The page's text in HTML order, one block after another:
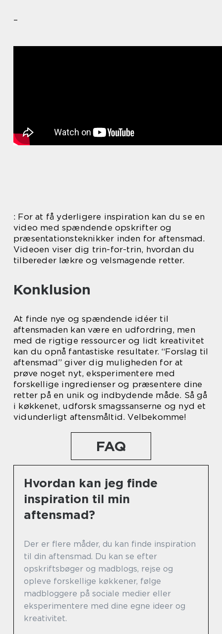
–
: For at få yderligere inspiration kan du se en
video med spændende opskrifter og
præsentationsteknikker inden for aftensmad.
Videoen viser dig trin-for-trin, hvordan du
tilbereder lækre og velsmagende retter.
Konklusion
At finde nye og spændende idéer til
aftensmaden kan være en udfordring, men
med de rigtige ressourcer og lidt kreativitet
kan du opnå fantastiske resultater. “Forslag til
aftensmad” giver dig muligheden for at
prøve noget nyt, eksperimentere med
forskellige ingredienser og præsentere dine
retter på en unik og indbydende måde. Så gå
i køkkenet, udforsk smagssanserne og nyd et
vidunderligt aftensmåltid. Velbekomme!
FAQ
Hvordan kan jeg finde
inspiration til min
aftensmad?
Der er flere måder, du kan finde inspiration
til din aftensmad. Du kan se efter
opskriftsbøger og madblogs, rejse og
opleve forskellige køkkener, følge
madbloggere på sociale medier eller
eksperimentere med dine egne ideer og
kreativitet.